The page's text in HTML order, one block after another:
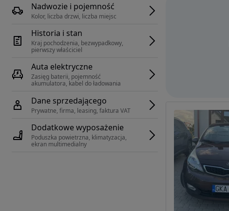
Nadwozie i pojemność
Kolor, liczba drzwi, liczba miejsc
Historia i stan
Kraj pochodzenia, bezwypadkowy,
pierwszy właściciel
Auta elektryczne
Zasięg baterii, pojemność
akumulatora, kabel do ładowania
Dane sprzedającego
Prywatne, firma, leasing, faktura VAT
Dodatkowe wyposażenie
Poduszka powietrzna, klimatyzacja,
ekran multimedialny